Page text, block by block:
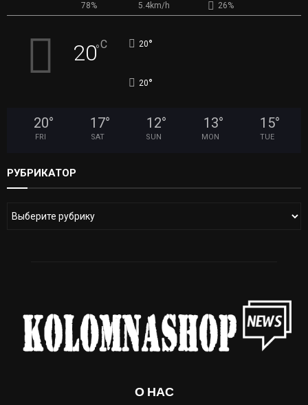
78% 5.4km/h 26%
20°C 20°
20°
20°
FRI
17°
SAT
12°
SUN
13°
MON
15°
TUE
РУБРИКАТОР
О НАС